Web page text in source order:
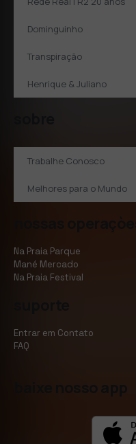
Dominguinho
Transpiração
Henrique & Juliano
Trabalhe Conosco
Melhores para o Mundo
Na Praia Parque
Mané Mercado
Na Praia Festival
Entrar em Contato
FAQ